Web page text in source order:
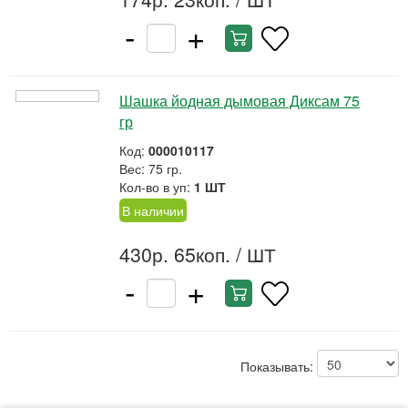
- +
Шашка йодная дымовая Диксам 75
гр
Код: 000010117
Вес: 75 гр.
Кол-во в уп: 1 ШТ
В наличии
430р. 65коп. / ШТ
- +
Показывать: